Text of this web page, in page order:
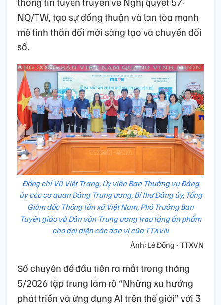
NQ/TW, tạo sự đồng thuận và lan tỏa mạnh
mẽ tinh thần đổi mới sáng tạo và chuyển đổi
số.
Đồng chí Vũ Việt Trang, Ủy viên Ban Thường vụ Đảng
ủy các cơ quan Đảng Trung ương, Bí thư Đảng ủy, Tổng
Giám đốc Thông tấn xã Việt Nam, Phó Trưởng Ban
Tuyên giáo và Dân vận Trung ương trao tặng ấn phẩm
cho đại diện các đơn vị của TTXVN
Ảnh: Lê Đông - TTXVN
Số chuyên đề đầu tiên ra mắt trong tháng
5/2026 tập trung làm rõ “Những xu hướng
phát triển và ứng dụng AI trên thế giới” với 3